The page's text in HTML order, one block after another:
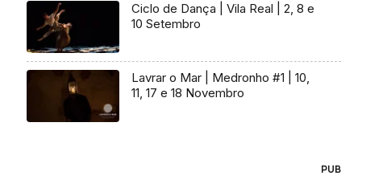
Ciclo de Dança | Vila Real | 2, 8 e
10 Setembro
Lavrar o Mar | Medronho #1 | 10,
11, 17 e 18 Novembro
PUB